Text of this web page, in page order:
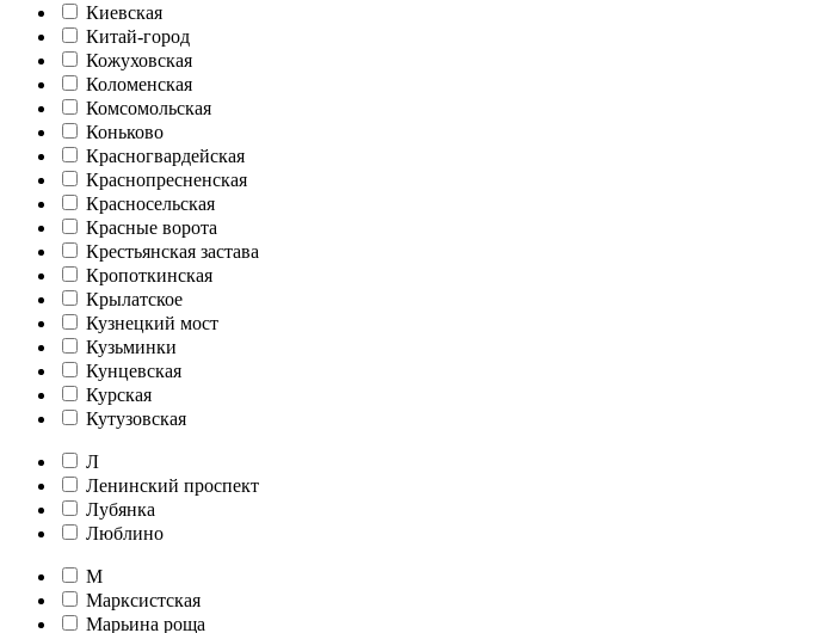
Киевская
Китай-город
Кожуховская
Коломенская
Комсомольская
Коньково
Красногвардейская
Краснопресненская
Красносельская
Красные ворота
Крестьянская застава
Кропоткинская
Крылатское
Кузнецкий мост
Кузьминки
Кунцевская
Курская
Кутузовская
Л
Ленинский проспект
Лубянка
Люблино
М
Марксистская
Марьина роща